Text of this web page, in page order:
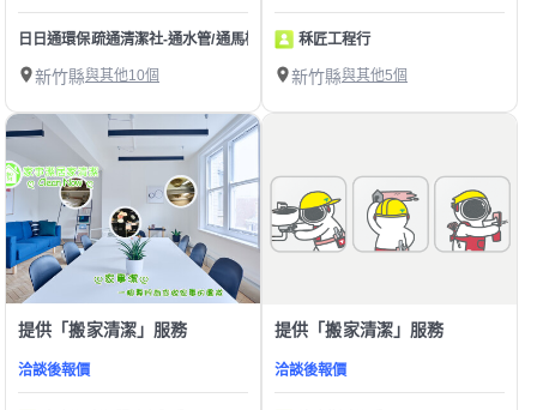
日日通環保疏通清潔社-通水管/通馬桶/水管不通/馬桶不通/下水道堵塞疏通 洗水
新竹縣與其他10個
秝匠工程行
新竹縣與其他5個
提供「搬家清潔」服務
洽談後報價
提供「搬家清潔」服務
洽談後報價